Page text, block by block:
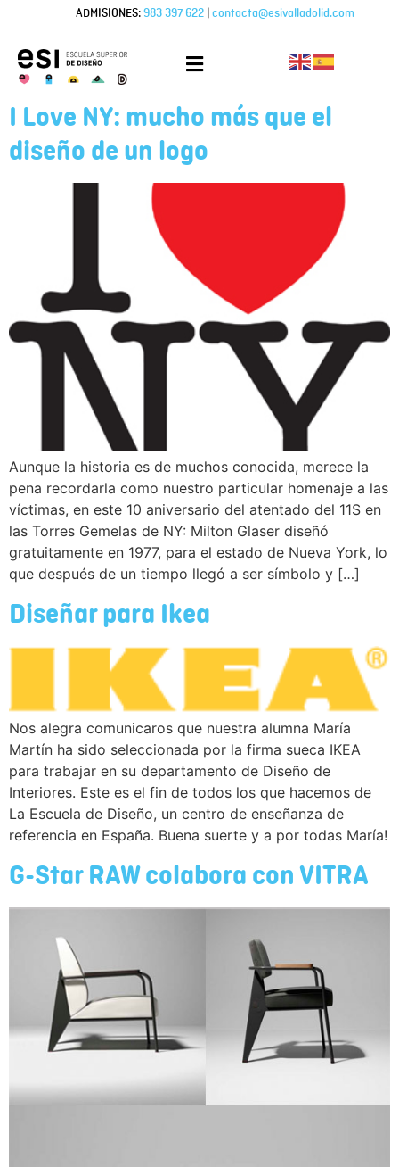
ADMISIONES: 983 397 622 contacta@esivalladolid.com
I Love NY: mucho más que el
diseño de un logo
Aunque la historia es de muchos conocida, merece la
pena recordarla como nuestro particular homenaje a las
víctimas, en este 10 aniversario del atentado del 11S en
las Torres Gemelas de NY: Milton Glaser diseñó
gratuitamente en 1977, para el estado de Nueva York, lo
que después de un tiempo llegó a ser símbolo y […]
Diseñar para Ikea
Nos alegra comunicaros que nuestra alumna María
Martín ha sido seleccionada por la firma sueca IKEA
para trabajar en su departamento de Diseño de
Interiores. Este es el fin de todos los que hacemos de
La Escuela de Diseño, un centro de enseñanza de
referencia en España. Buena suerte y a por todas María!
G-Star RAW colabora con VITRA